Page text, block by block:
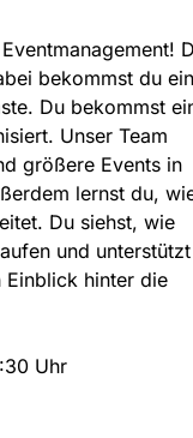
bekommst du
Du bekommst
Unser Team
größere Events in
lernst du,
Du siehst, wie
und
Einblick hinter die
Uhr